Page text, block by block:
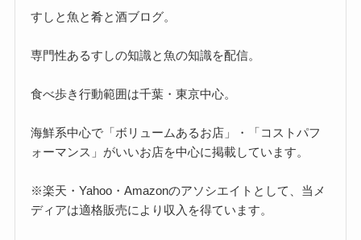
すしと魚と肴と酒ブログ。
専門性あるすしの知識と魚の知識を配信。
食べ歩き行動範囲は千葉・東京中心。
海鮮系中心で「ボリュームあるお店」・「コストパフ
ォーマンス」がいいお店を中心に掲載しています。
※楽天・Yahoo・Amazonのアソシエイトとして、当メ
ディアは適格販売により収入を得ています。